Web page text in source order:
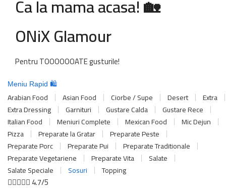
Ca la mama acasa! 🏡
ONiX Glamour
Pentru TOOOOOOATE gusturile!
Meniu Rapid 🛍️
Arabian Food Asian Food Ciorbe / Supe Desert
Extra
Extra Dressing
Garnituri Gustare Calda
Gustare Rece
Italian Food
Meniuri Complete Mexican Food
Mic Dejun
Pizza
Preparate la Gratar
Preparate Peste
Preparate Porc
Preparate Pui
Preparate Traditionale
Preparate Vegetariene
Preparate Vita
Salate
Salate Speciale
Sosuri Topping
4.7/5